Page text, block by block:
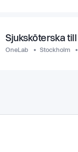
Sjuksköterska
OneLab Stockholm